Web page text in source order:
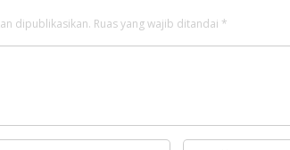
dipublikasikan. Ruas yang wajib ditandai *